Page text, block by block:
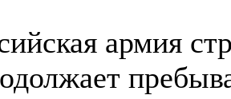
армия